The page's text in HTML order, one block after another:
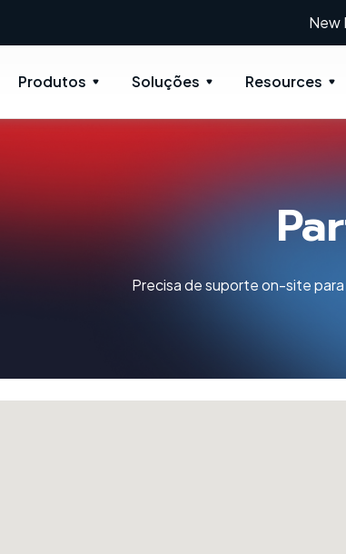
New
Produtos Soluções Resources
Precisa de suporte on-site